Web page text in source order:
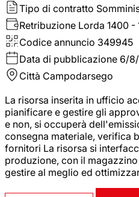
Tipo di contratto
Retribuzione Lorda 1400 -
Codice annuncio 349945
Data di pubblicazione 6/
Città Campodarsego
La risorsa inserita in ufficio
pianificare e gestire gli
e non, si occuperà
consegna materiale, verifica
fornitori La risorsa si
produzione, con il
gestire al meglio ed